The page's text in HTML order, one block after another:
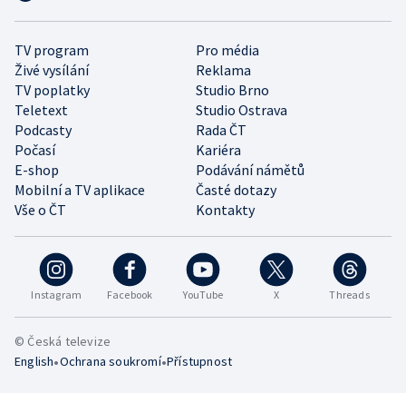
Instagram Facebook YouTube X Threads
TV program
Pro média
Živé vysílání
Reklama
TV poplatky
Studio Brno
Teletext
Studio Ostrava
Podcasty
Rada ČT
Počasí
Kariéra
E-shop
Podávání námětů
Mobilní a TV aplikace
Časté dotazy
Vše o ČT
Kontakty
© Česká televize
English•Ochrana soukromí•Přístupnost